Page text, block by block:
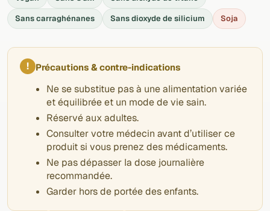
Sans carraghénanes
Sans dioxyde de silicium Soja
! Précautions & contre-indications
Ne se substitue pas à une alimentation variée
et équilibrée et un mode de vie sain.
Réservé aux adultes.
Consulter votre médecin avant d’utiliser ce
produit si vous prenez des médicaments.
Ne pas dépasser la dose journalière
recommandée.
Garder hors de portée des enfants.